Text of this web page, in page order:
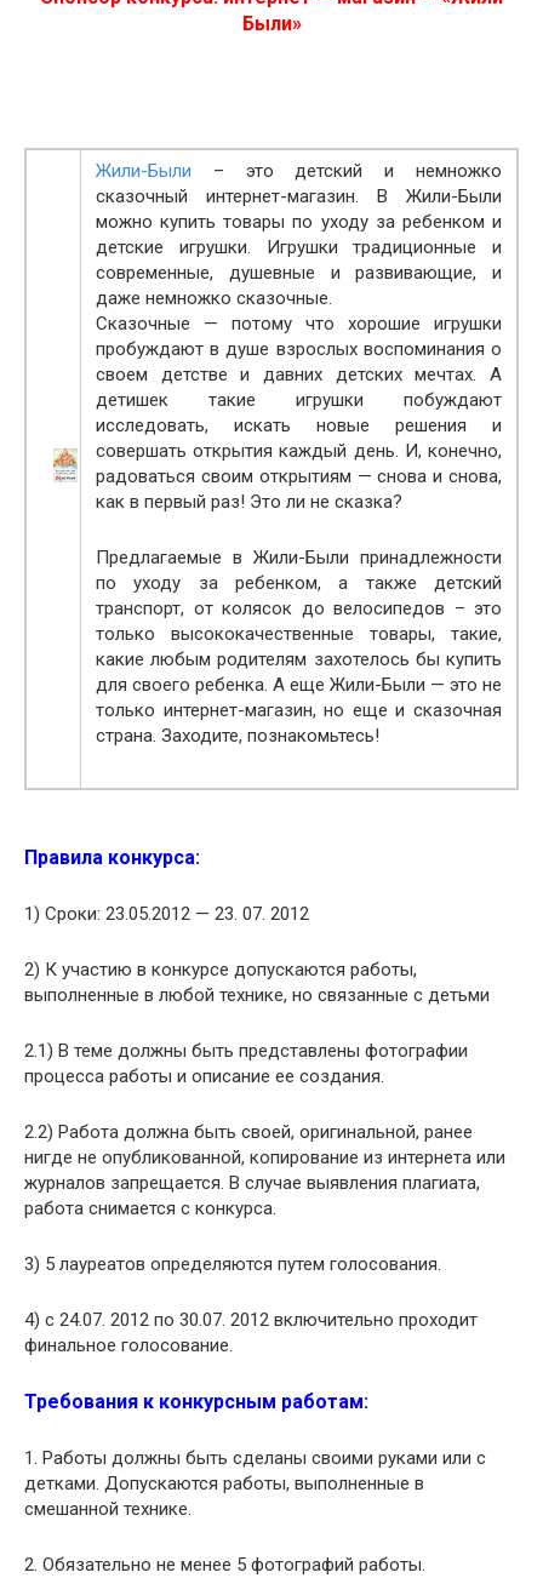
Были»
Жили-Были – это детский и немножко
сказочный интернет-магазин. В Жили-Были
можно купить товары по уходу за ребенком и
детские игрушки. Игрушки традиционные и
современные, душевные и развивающие, и
даже немножко сказочные.
Сказочные — потому что хорошие игрушки
пробуждают в душе взрослых воспоминания о
своем детстве и давних детских мечтах. А
детишек такие игрушки побуждают
исследовать, искать новые решения и
совершать открытия каждый день. И, конечно,
радоваться своим открытиям — снова и снова,
как в первый раз! Это ли не сказка?
Предлагаемые в Жили-Были принадлежности
по уходу за ребенком, а также детский
транспорт, от колясок до велосипедов – это
только высококачественные товары, такие,
какие любым родителям захотелось бы купить
для своего ребенка. А еще Жили-Были — это не
только интернет-магазин, но еще и сказочная
страна. Заходите, познакомьтесь!
Правила конкурса:
1) Сроки: 23.05.2012 — 23. 07. 2012
2) К участию в конкурсе допускаются работы,
выполненные в любой технике, но связанные с детьми
2.1) В теме должны быть представлены фотографии
процесса работы и описание ее создания.
2.2) Работа должна быть своей, оригинальной, ранее
нигде не опубликованной, копирование из интернета или
журналов запрещается. В случае выявления плагиата,
работа снимается с конкурса.
3) 5 лауреатов определяются путем голосования.
4) с 24.07. 2012 по 30.07. 2012 включительно проходит
финальное голосование.
Требования к конкурсным работам:
1. Работы должны быть сделаны своими руками или с
детками. Допускаются работы, выполненные в
смешанной технике.
2. Обязательно не менее 5 фотографий работы.